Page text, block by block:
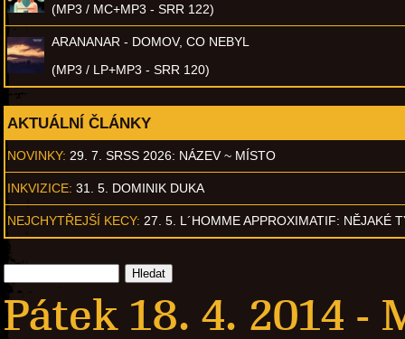
(MP3 / MC+MP3 - SRR 122)
ARANANAR - DOMOV, CO NEBYL
(MP3 / LP+MP3 - SRR 120)
AKTUÁLNÍ ČLÁNKY
NOVINKY: 29. 7. SRSS 2026: NÁZEV ~ MÍSTO
INKVIZICE: 31. 5. DOMINIK DUKA
NEJCHYTŘEJŠÍ KECY: 27. 5. L´HOMME APPROXIMATIF: NĚJAKÉ
Pátek 18. 4. 2014 -